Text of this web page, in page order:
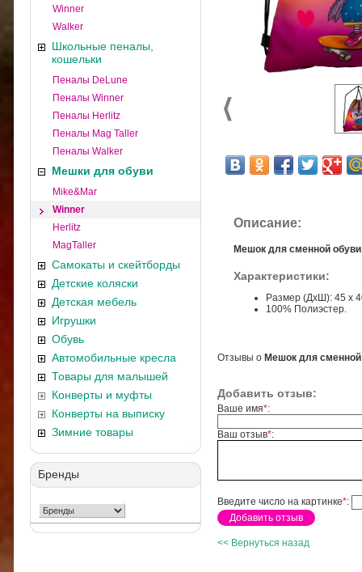
Winner
Walker
Школьные пеналы,
кошельки
Пеналы DeLune
Пеналы Winner
Пеналы Herlitz
Пеналы Mag Taller
Пеналы Walker
Мешки для обуви
Mike&Mar
Winner
Herlitz
MagTaller
Самокаты и скейтборды
Детские коляски
Детская мебель
Игрушки
Обувь
Автомобильные кресла
Товары для малышей
Конверты и муфты
Конверты на выписку
Зимние товары
Бренды
Описание:
Мешок для сменной обуви
Характеристики:
Размер (ДхШ): 45 х
100% Полиэстер.
Отзывы о Мешок для сменной
Добавить отзыв:
Ваше имя*:
Ваш отзыв*:
Введите число на картинке*:
<< Вернуться назад